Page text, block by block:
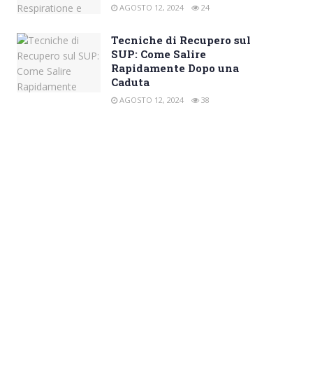
AGOSTO 12, 2024 24
Tecniche di Recupero sul
SUP: Come Salire
Rapidamente Dopo una
Caduta
AGOSTO 12, 2024 38